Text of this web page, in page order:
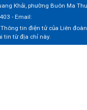
Khải, phường Buôn Ma
- Email:
tin điện tử của Liên
tin từ địa chỉ này.